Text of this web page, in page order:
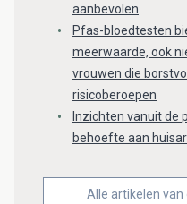
aanbevolen
Pfas-bloedtesten
meerwaarde, ook
vrouwen die
risicoberoepen
Inzichten vanuit de
behoefte aan
Alle artikelen van